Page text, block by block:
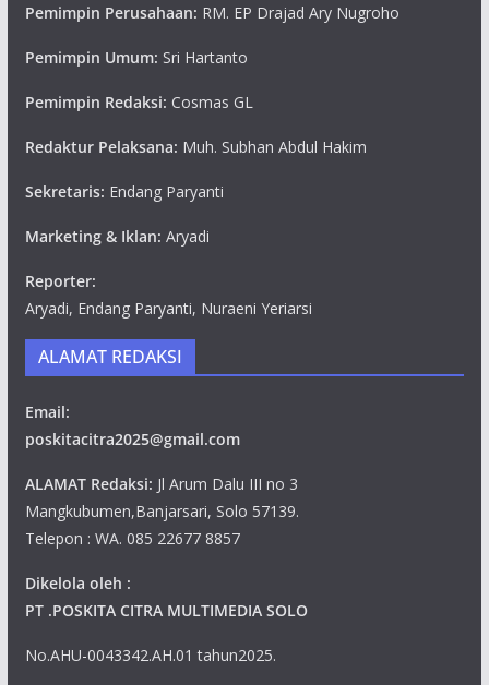
Pemimpin Perusahaan: RM. EP Drajad Ary Nugroho
Pemimpin Umum: Sri Hartanto
Pemimpin Redaksi: Cosmas GL
Redaktur Pelaksana: Muh. Subhan Abdul Hakim
Sekretaris: Endang Paryanti
Marketing & Iklan: Aryadi
Reporter:
Aryadi, Endang Paryanti, Nuraeni Yeriarsi
ALAMAT REDAKSI
Email:
poskitacitra2025@gmail.com
ALAMAT Redaksi: Jl Arum Dalu III no 3
Mangkubumen,Banjarsari, Solo 57139.
Telepon : WA. 085 22677 8857
Dikelola oleh :
PT .POSKITA CITRA MULTIMEDIA SOLO
No.AHU-0043342.AH.01 tahun2025.